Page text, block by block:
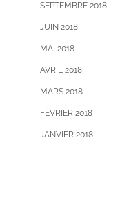
SEPTEMBRE 2018
JUIN 2018
MAI 2018
AVRIL 2018
MARS 2018
FÉVRIER 2018
JANVIER 2018